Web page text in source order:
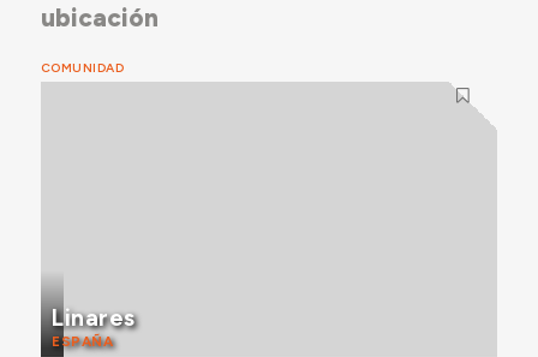
ubicación
COMUNIDAD
Linares
ESPAÑA